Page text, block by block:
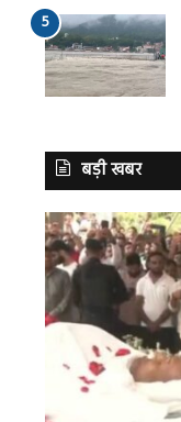
बड़ी खबर